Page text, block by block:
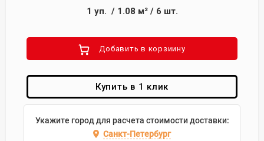
1 уп. / 1.08 м²/ 6 шт.
Добавить в корзиину
Купить в 1 клик
Укажите город для расчета стоимости доставки:
Санкт-Петербург